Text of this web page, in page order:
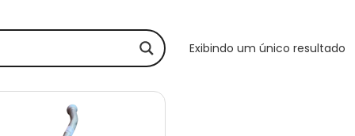
Exibindo um único resultado